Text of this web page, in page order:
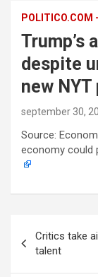
POLITICO.COM
Trump’s
despite
new NYT
september 30,
Source:
economy could
Critics take
talent